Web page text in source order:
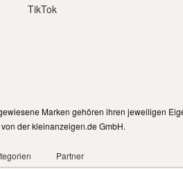
TikTok
Marken gehören ihren jeweiligen
der kleinanzeigen.de GmbH.
Partner